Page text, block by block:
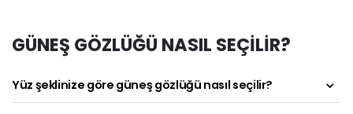
GÜNEŞ GÖZLÜĞÜ NASIL SEÇİLİR?
Yüz şeklinize göre güneş gözlüğü nasıl seçilir?